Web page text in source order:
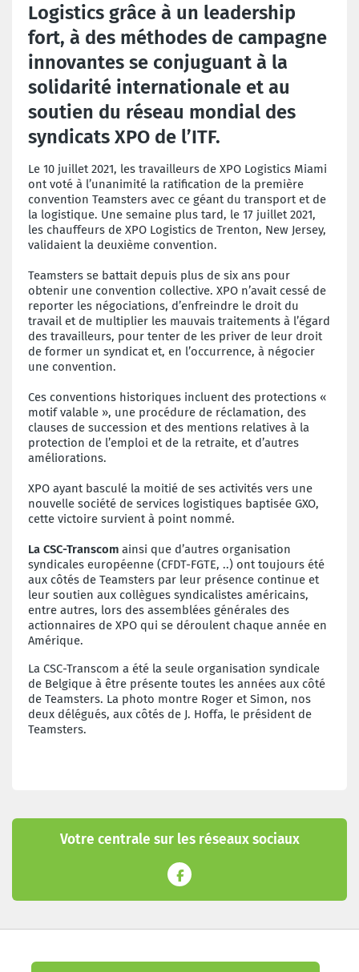
Logistics grâce à un leadership
fort, à des méthodes de campagne
innovantes se conjuguant à la
solidarité internationale et au
soutien du réseau mondial des
syndicats XPO de l’ITF.
Le 10 juillet 2021, les travailleurs de XPO Logistics Miami
ont voté à l’unanimité la ratification de la première
convention Teamsters avec ce géant du transport et de
la logistique. Une semaine plus tard, le 17 juillet 2021,
les chauffeurs de XPO Logistics de Trenton, New Jersey,
validaient la deuxième convention.
Teamsters se battait depuis plus de six ans pour
obtenir une convention collective. XPO n’avait cessé de
reporter les négociations, d’enfreindre le droit du
travail et de multiplier les mauvais traitements à l’égard
des travailleurs, pour tenter de les priver de leur droit
de former un syndicat et, en l’occurrence, à négocier
une convention.
Ces conventions historiques incluent des protections «
motif valable », une procédure de réclamation, des
clauses de succession et des mentions relatives à la
protection de l’emploi et de la retraite, et d’autres
améliorations.
XPO ayant basculé la moitié de ses activités vers une
nouvelle société de services logistiques baptisée GXO,
cette victoire survient à point nommé.
La CSC-Transcom ainsi que d’autres organisation
syndicales européenne (CFDT-FGTE, ..) ont toujours été
aux côtés de Teamsters par leur présence continue et
leur soutien aux collègues syndicalistes américains,
entre autres, lors des assemblées générales des
actionnaires de XPO qui se déroulent chaque année en
Amérique.
La CSC-Transcom a été la seule organisation syndicale
de Belgique à être présente toutes les années aux côté
de Teamsters. La photo montre Roger et Simon, nos
deux délégués, aux côtés de J. Hoffa, le président de
Teamsters.
Votre centrale sur les réseaux sociaux